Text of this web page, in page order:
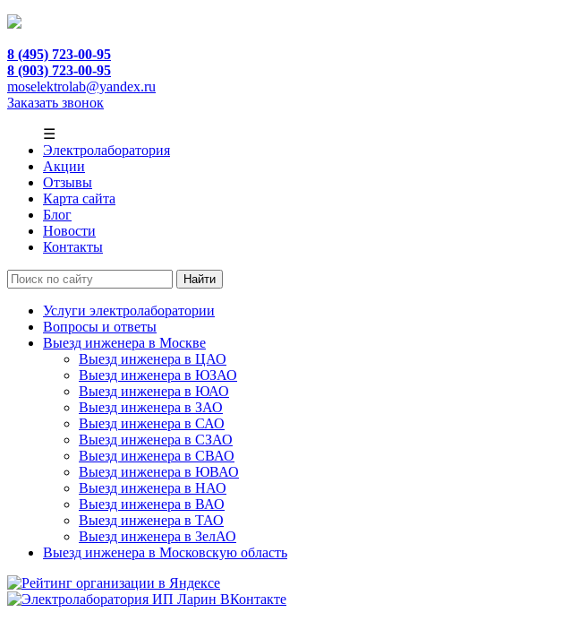
8 (495) 723-00-95
8 (903) 723-00-95
moselektrolab@yandex.ru
Заказать звонок
☰
Электролаборатория
Акции
Отзывы
Карта сайта
Блог
Новости
Контакты
Услуги электролаборатории
Вопросы и ответы
Выезд инженера в Москве
Выезд инженера в ЦАО
Выезд инженера в ЮЗАО
Выезд инженера в ЮАО
Выезд инженера в ЗАО
Выезд инженера в САО
Выезд инженера в СЗАО
Выезд инженера в СВАО
Выезд инженера в ЮВАО
Выезд инженера в НАО
Выезд инженера в ВАО
Выезд инженера в ТАО
Выезд инженера в ЗелАО
Выезд инженера в Московскую область